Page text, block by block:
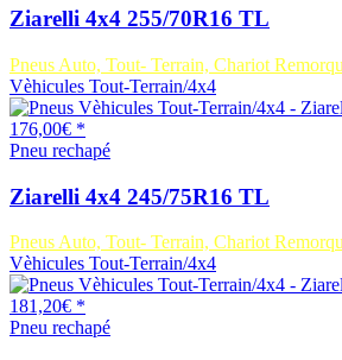
Ziarelli 4x4 255/70R16 TL
Pneus Auto, Tout- Terrain, Chariot
Vèhicules Tout-Terrain/4x4
176,00€ *
Pneu rechapé
Ziarelli 4x4 245/75R16 TL
Pneus Auto, Tout- Terrain, Chariot
Vèhicules Tout-Terrain/4x4
181,20€ *
Pneu rechapé